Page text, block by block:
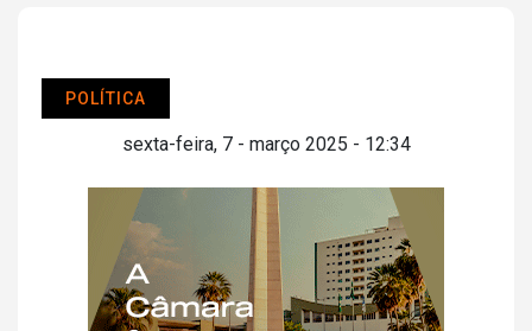
POLÍTICA
sexta-feira, 7 - março 2025 - 12:34